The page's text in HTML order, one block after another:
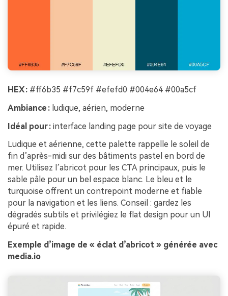
HEX : #ff6b35 #f7c59f #efefd0 #004e64 #00a5cf
Ambiance : ludique, aérien, moderne
Idéal pour : interface landing page pour site de voyage
Ludique et aérienne, cette palette rappelle le soleil de
fin d’après-midi sur des bâtiments pastel en bord de
mer. Utilisez l’abricot pour les CTA principaux, puis le
sable pâle pour un bel espace blanc. Le bleu et le
turquoise offrent un contrepoint moderne et fiable
pour la navigation et les liens. Conseil : gardez les
dégradés subtils et privilégiez le flat design pour un UI
épuré et rapide.
Exemple d’image de « éclat d’abricot » générée avec
media.io